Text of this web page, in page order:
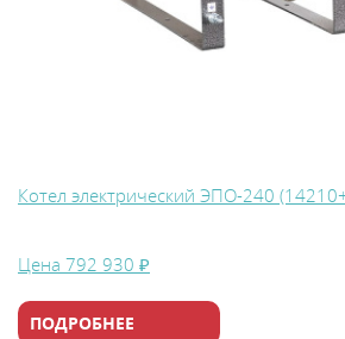
Котел электрический ЭПО-240
Цена 792 930 ₽
ПОДРОБНЕЕ